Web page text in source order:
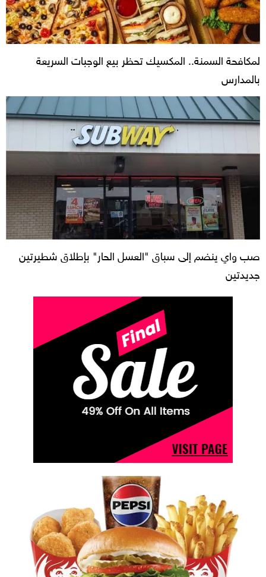
لمكافحة السمنة.. المكسيك تحظر بيع الوجبات السريعة
بالمدارس
صب واي ينضم إلى سباق "العسل الحار" بإطلاق شطيرتين
جديدتين